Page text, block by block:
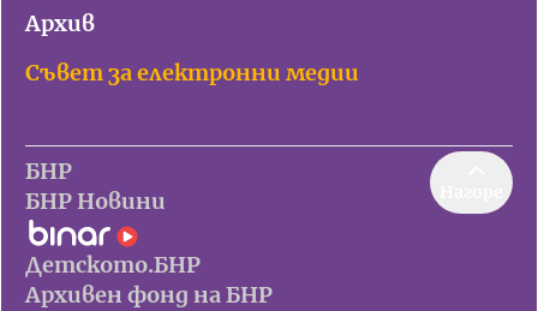
Архив
Съвет за електронни медии
БНР
БНР Новини
Детското.БНР
Архивен фонд на БНР